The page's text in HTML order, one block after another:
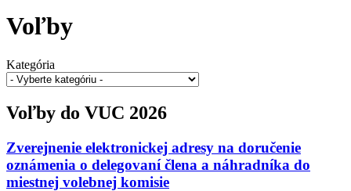
Voľby
Kategória
Voľby do VUC 2026
Zverejnenie elektronickej adresy na doručenie
oznámenia o delegovaní člena a náhradníka do
miestnej volebnej komisie